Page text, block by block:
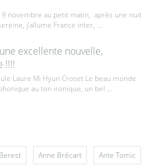
novembre au petit matin, après une nuit
j’allume France inter, ...
une excellente nouvelle,
!!!!
Laure Mi Hyun Croset Le beau monde
au ton ironique, un bel ...
Anne Brécart Ante Tomic